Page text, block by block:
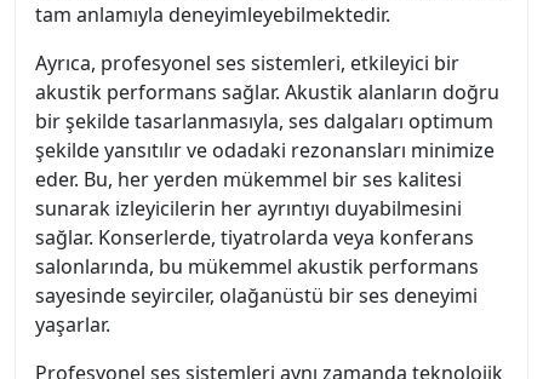
tam anlamıyla deneyimleyebilmektedir.
Ayrıca, profesyonel ses sistemleri, etkileyici bir
akustik performans sağlar. Akustik alanların doğru
bir şekilde tasarlanmasıyla, ses dalgaları optimum
şekilde yansıtılır ve odadaki rezonansları minimize
eder. Bu, her yerden mükemmel bir ses kalitesi
sunarak izleyicilerin her ayrıntıyı duyabilmesini
sağlar. Konserlerde, tiyatrolarda veya konferans
salonlarında, bu mükemmel akustik performans
sayesinde seyirciler, olağanüstü bir ses deneyimi
yaşarlar.
Profesyonel ses sistemleri aynı zamanda teknolojik